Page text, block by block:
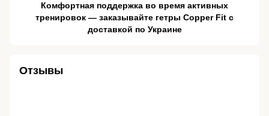
Комфортная поддержка во время активных
тренировок — заказывайте гетры Copper Fit с
доставкой по Украине
Отзывы